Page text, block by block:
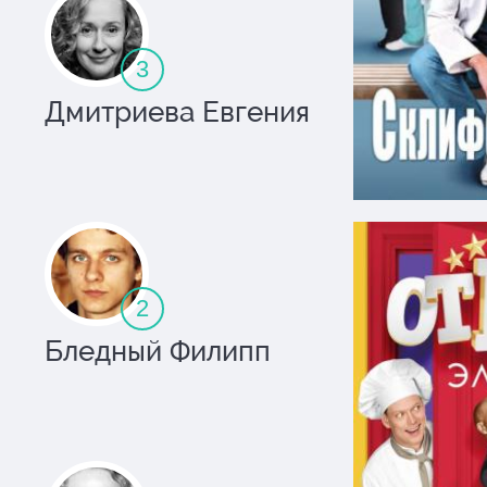
АРТ-ПАРТНЕР XXI
КАРЕНИНА
рублей
ТЕАТР У НИКИТСКИХ
Песни нашего
от рублей
Купили: 987
Дмитриева Евгения
3
Бледный Филипп
2